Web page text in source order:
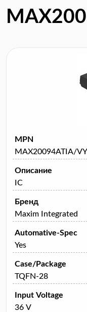
MPN
MAX20094ATIA/
Описание
IC
Бренд
Maxim Integrated
Automative-Spec
Yes
Case/Package
TQFN-28
Input Voltage
36 V